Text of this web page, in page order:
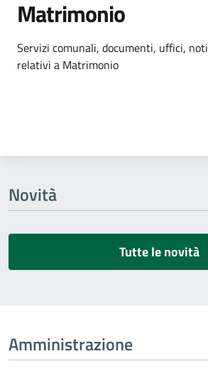
Matrimonio
Dettagli
Servizi comunali, documenti, uffici,
relativi a Matrimonio
Novità
Tutte le novità
Amministrazione